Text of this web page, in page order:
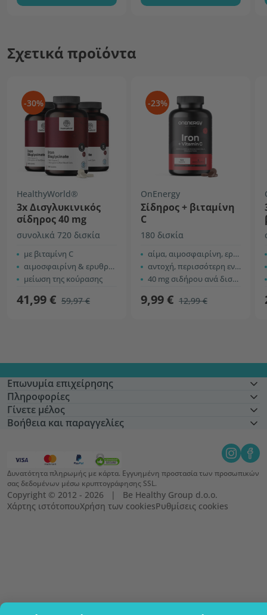
Σχετικά προϊόντα
-30%
HealthyWorld®
3x Δισγλυκινικός
σίδηρος 40 mg
συνολικά 720 δισκία
με βιταμίνη C
αιμοσφαιρίνη & ερυθροκύτταρα
μείωση της κούρασης
41,99 € 59,97 €
-23%
OnEnergy
Σίδηρος + βιταμίνη
C
180 δισκία
αίμα, αιμοσφαιρίνη, ερυθρά αιμοσφαίρια
αντοχή, περισσότερη ενέργεια
40 mg σιδήρου ανά δισκίο
9,99 € 12,99 €
Επωνυμία επιχείρησης
Πληροφορίες
Γίνετε μέλος
Βοήθεια και παραγγελίες
Δυνατότητα πληρωμής με κάρτα. Εγγυημένη προστασία των προσωπικών
σας δεδομένων μέσω κρυπτογράφησης SSL.
Copyright © 2012 - 2026   |   Be Healthy Group d.o.o.
Χάρτης ιστότοπουΧρήση των cookiesΡυθμίσεις cookies